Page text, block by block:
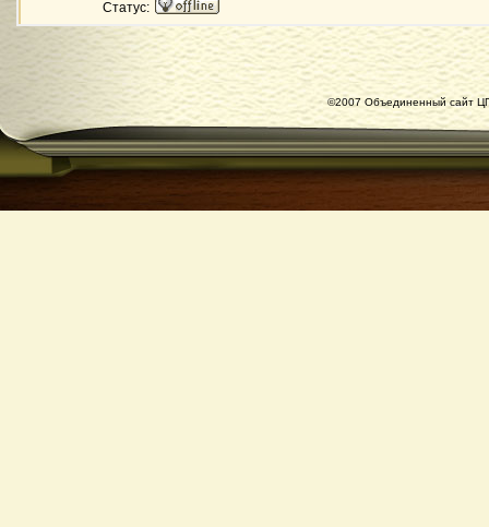
Статус:
©2007 Объединенный сайт